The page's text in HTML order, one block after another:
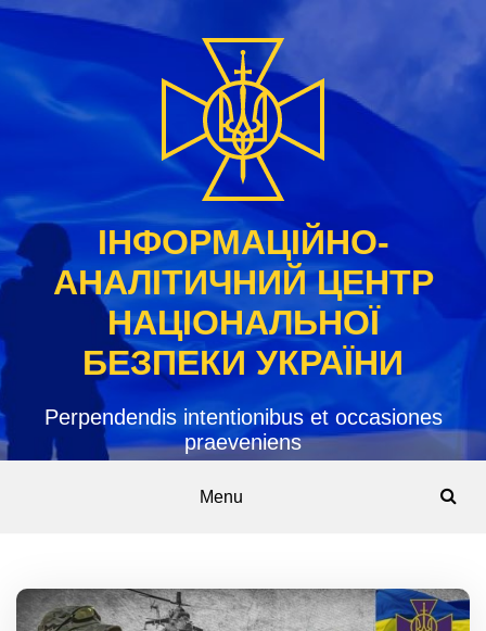
Skip
content
ІНФОРМАЦІЙНО-
АНАЛІТИЧНИЙ ЦЕНТР
НАЦІОНАЛЬНОЇ
БЕЗПЕКИ УКРАЇНИ
Perpendendis intentionibus et occasiones
praeveniens
Menu